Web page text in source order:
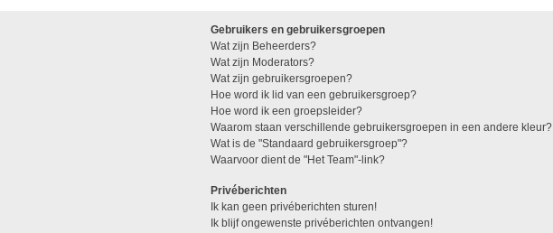
Gebruikers en gebruikersgroepen
Wat zijn Beheerders?
Wat zijn Moderators?
Wat zijn gebruikersgroepen?
Hoe word ik lid van een gebruikersgroep?
Hoe word ik een groepsleider?
Waarom staan verschillende gebruikersgroepen in een andere kleur?
Wat is de "Standaard gebruikersgroep"?
Waarvoor dient de "Het Team"-link?
Privéberichten
Ik kan geen privéberichten sturen!
Ik blijf ongewenste privéberichten ontvangen!